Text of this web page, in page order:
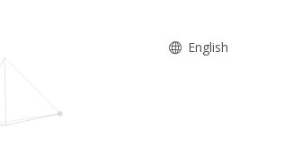
English